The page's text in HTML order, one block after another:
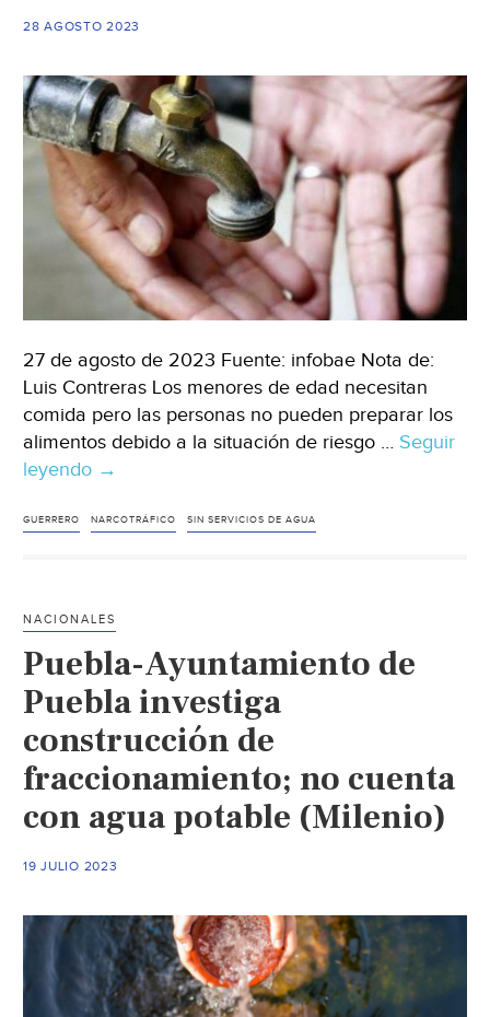
28 AGOSTO 2023
27 de agosto de 2023 Fuente: infobae Nota de:
Luis Contreras Los menores de edad necesitan
comida pero las personas no pueden preparar los
alimentos debido a la situación de riesgo … Seguir
leyendo Guerrero-
de
Guerrero
no
tienen
agua
ni
luz
ataques
Michoacana
(infobae)
→
GUERRERO NARCOTRÁFICO SIN SERVICIOS DE AGUA
NACIONALES
Puebla-Ayuntamiento de
Puebla investiga
construcción de
fraccionamiento; no cuenta
con agua potable (Milenio)
19 JULIO 2023